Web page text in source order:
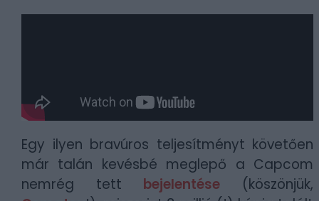
Egy ilyen bravúros teljesítményt követően
már talán kevésbé meglepő a Capcom
nemrég tett bejelentése (köszönjük,